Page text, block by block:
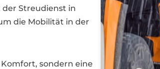
Streudienst in
die Mobilität in der
sondern eine